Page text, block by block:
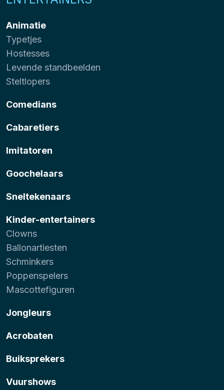
Animatie
Typetjes
Hostesses
Levende standbeelden
Steltlopers
Comedians
Cabaretiers
Imitatoren
Goochelaars
Sneltekenaars
Kinder-entertainers
Clowns
Ballonartiesten
Schminkers
Poppenspelers
Mascottefiguren
Jongleurs
Acrobaten
Buiksprekers
Vuurshows